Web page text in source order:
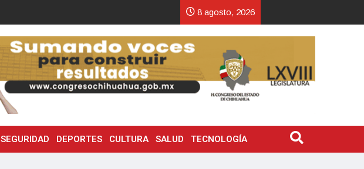
8 agosto, 2026
SEGURIDAD DEPORTES CULTURA SALUD TECNOLOGÍA